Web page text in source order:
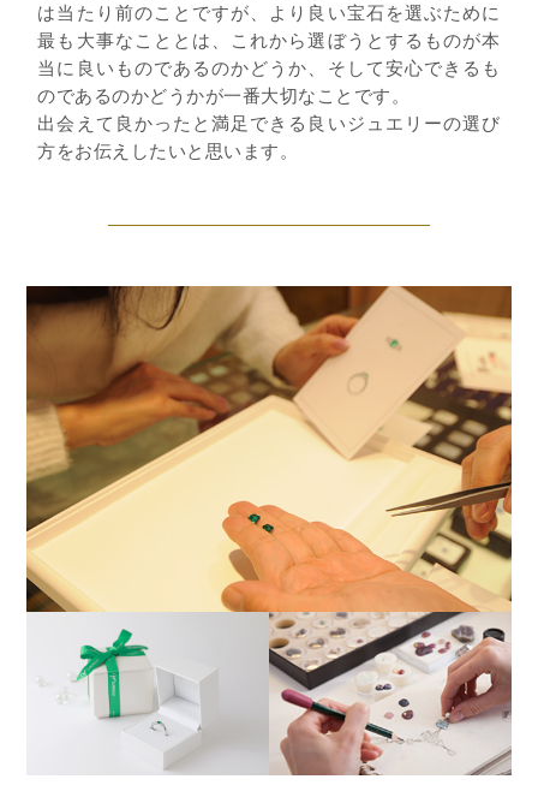
は当たり前のことですが、より良い宝石を選ぶために
最も大事なこととは、これから選ぼうとするものが本
当に良いものであるのかどうか、そして安心できるも
のであるのかどうかが一番大切なことです。
出会えて良かったと満足できる良いジュエリーの選び
方をお伝えしたいと思います。